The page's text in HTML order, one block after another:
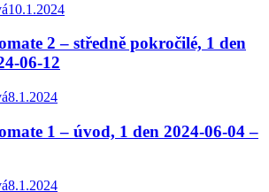
10.1.2024
2 – středně pokročilé, 1 den
06-12
8.1.2024
1 – úvod, 1 den 2024-06-04 –
8.1.2024